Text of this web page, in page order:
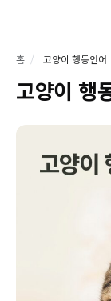
홈 / 고양이 행동언어
고양이 행